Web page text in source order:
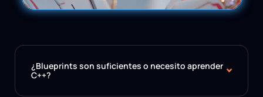
¿Blueprints son suficientes o necesito aprender
C++?